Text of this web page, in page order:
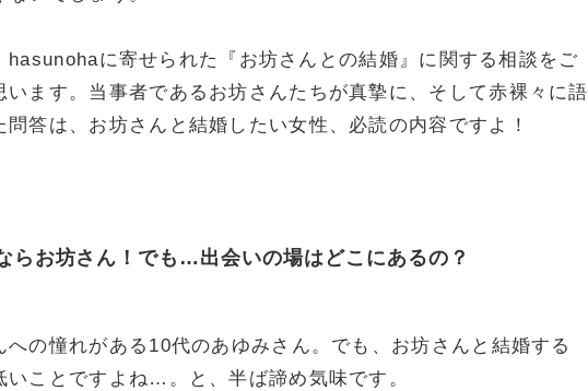
hasunohaに寄せられた『お坊さんとの結婚』に関する相談をご
います。当事者であるお坊さんたちが真摯に、そして赤裸々に語
問答は、お坊さんと結婚したい女性、必読の内容ですよ！
らお坊さん！でも…出会いの場はどこにあるの？
への憧れがある10代のあゆみさん。でも、お坊さんと結婚する
いことですよね…。と、半ば諦め気味です。